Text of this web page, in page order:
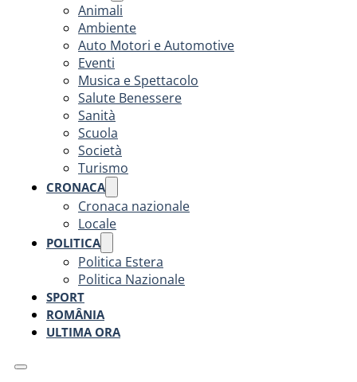
Animali
Ambiente
Auto Motori e Automotive
Eventi
Musica e Spettacolo
Salute Benessere
Sanità
Scuola
Società
Turismo
CRONACA
Cronaca nazionale
Locale
POLITICA
Politica Estera
Politica Nazionale
SPORT
ROMÂNIA
ULTIMA ORA